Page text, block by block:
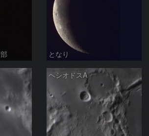
となり
ヘシオドスA